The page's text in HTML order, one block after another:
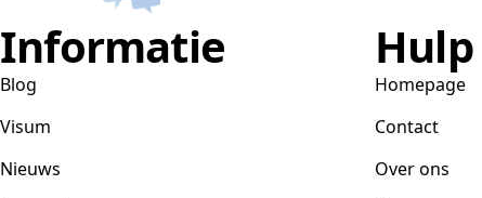
Informatie
Blog
Visum
Nieuws
Hulp
Homepage
Contact
Over ons